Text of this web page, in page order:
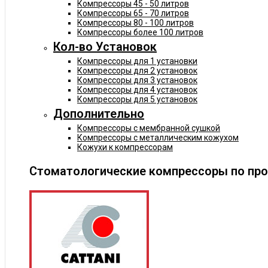
Компрессоры 45 - 50 литров
Компрессоры 65 - 70 литров
Компрессоры 80 - 100 литров
Компрессоры более 100 литров
Кол-во Установок
Компрессоры для 1 установки
Компрессоры для 2 установок
Компрессоры для 3 установок
Компрессоры для 4 установок
Компрессоры для 5 установок
Дополнительно
Компрессоры с мембранной сушкой
Компрессоры с металлическим кожухом
Кожухи к компрессорам
Стоматологические компрессоры по